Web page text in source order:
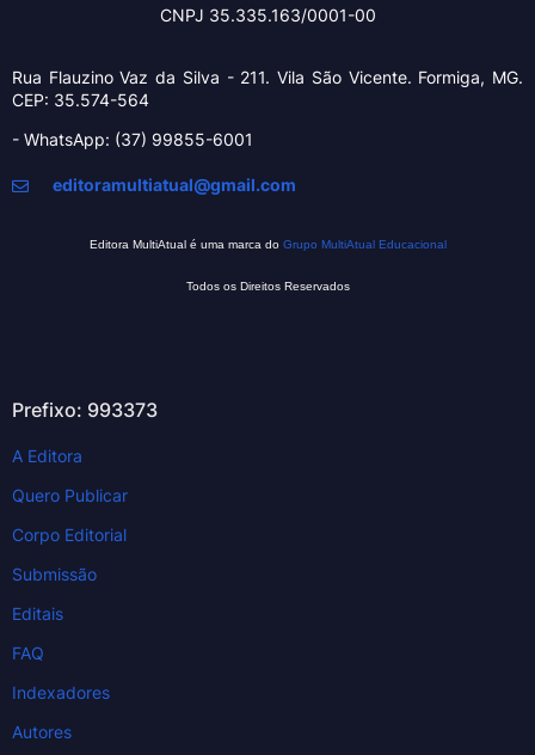
CNPJ 35.335.163/0001-00
Rua Flauzino Vaz da Silva - 211.Vila São Vicente. Formiga, MG.
CEP: 35.574-564
- WhatsApp: (37) 99855-6001
editoramultiatual@gmail.com
Editora MultiAtual é uma marca do Grupo MultiAtual Educacional
Todos os Direitos Reservados
Prefixo: 993373
A Editora
Quero Publicar
Corpo Editorial
Submissão
Editais
FAQ
Indexadores
Autores